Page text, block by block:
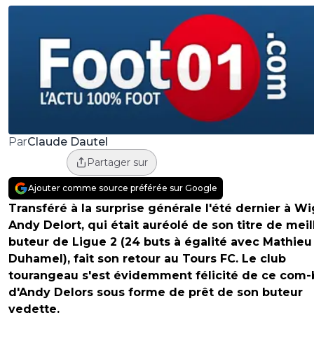
ParClaude Dautel
Partager sur
Ajouter comme source préférée sur Google
Transféré à la surprise générale l'été dernier à
Andy Delort, qui était auréolé de son titre de
buteur de Ligue 2 (24 buts à égalité avec Mathieu
Duhamel), fait son retour au Tours FC. Le club
tourangeau s'est évidemment félicité de ce com-
d'Andy Delors sous forme de prêt de son buteur
vedette.